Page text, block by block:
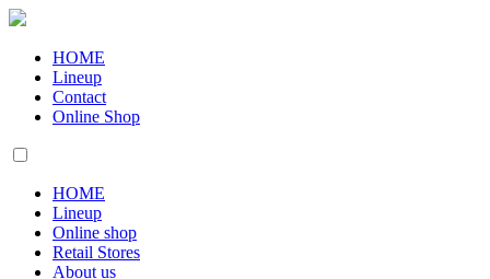
HOME
Lineup
Contact
Online Shop
HOME
Lineup
Online shop
Retail Stores
About us